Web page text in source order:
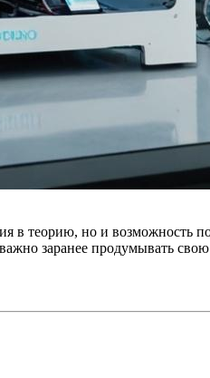
теорию, но и возможность
заранее продумывать